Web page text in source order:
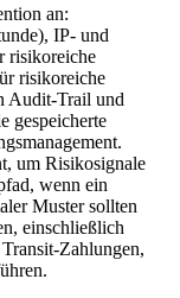
an:
IP- und
risikoreiche
risikoreiche
Audit-Trail und
gespeicherte
um Risikosignale
wenn ein
Muster sollten
einschließlich
Zahlungen,